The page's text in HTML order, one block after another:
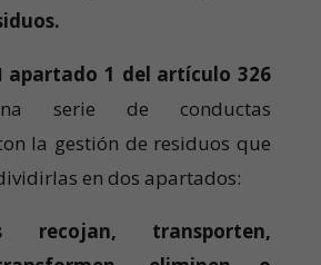
apartado 1 del artículo 326
serie de conductas
la gestión de residuos que
en dos apartados:
recojan, transporten,